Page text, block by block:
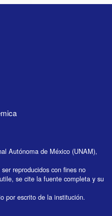
Autónoma de México (UNAM),
reproducidos con fines no
se cite la fuente completa y su
por escrito de la institución.